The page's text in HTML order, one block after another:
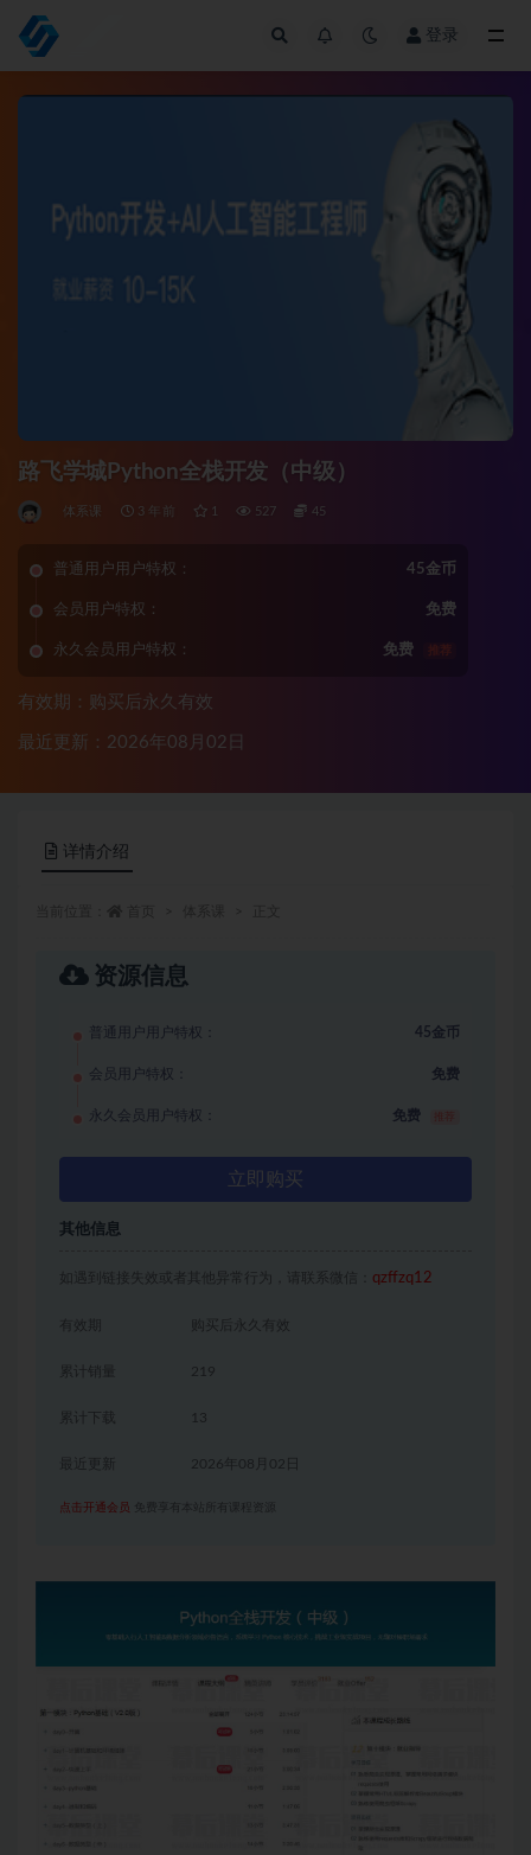
登录
路飞学城Python全栈开发（中级）
体系课 3 年前 1 527 45
普通用户用户特权： 45金币
会员用户特权： 免费
永久会员用户特权： 免费 推荐
有效期：购买后永久有效
最近更新：2026年08月02日
详情介绍
资源信息
普通用户用户特权： 45金币
会员用户特权： 免费
永久会员用户特权： 免费
立即购买
其他信息
如遇到链接失效或者其他异常行为，请联系微信： qzffzq12
有效期 购买后永久有效
累计销量 219
累计下载 13
2026年08月02日
点击开通会员 免费享有本站所有课程资源